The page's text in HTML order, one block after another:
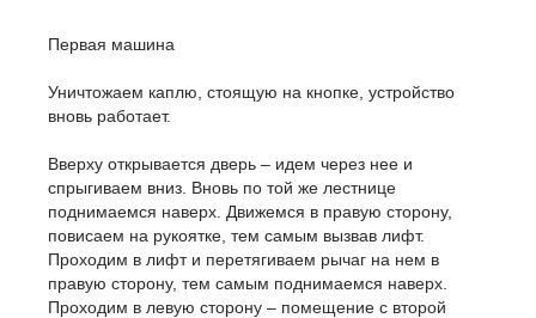
Первая машина
Уничтожаем каплю, стоящую на кнопке, устройство
вновь работает.
Вверху открывается дверь – идем через нее и
спрыгиваем вниз. Вновь по той же лестнице
поднимаемся наверх. Движемся в правую сторону,
повисаем на рукоятке, тем самым вызвав лифт.
Проходим в лифт и перетягиваем рычаг на нем в
правую сторону, тем самым поднимаемся наверх.
Проходим в левую сторону – помещение с второй